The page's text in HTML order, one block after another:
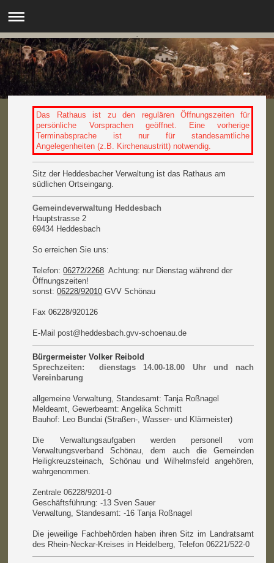
.
Das Rathaus ist zu den regulären Öffnungszeiten für
persönliche Vorsprachen geöffnet. Eine vorherige
Terminabsprache ist nur für standesamtliche
Angelegenheiten (z.B. Kirchenaustritt) notwendig.
Sitz der Heddesbacher Verwaltung ist das Rathaus am
südlichen Ortseingang.
Gemeindeverwaltung Heddesbach
Hauptstrasse 2
69434 Heddesbach
So erreichen Sie uns:
Telefon:06272/2268 Achtung: nur Dienstag während der
Öffnungszeiten!
sonst:06228/92010 GVV Schönau
Fax 06228/920126
E-Mail post@heddesbach.gvv-schoenau.de
Bürgermeister Volker Reibold
Sprechzeiten: dienstags 14.00-18.00 Uhr und nach
Vereinbarung
allgemeine Verwaltung, Standesamt: Tanja Roßnagel
Meldeamt, Gewerbeamt: Angelika Schmitt
Bauhof: Leo Bundai (Straßen-, Wasser- und Klärmeister)
Die Verwaltungsaufgaben werden personell vom
Verwaltungsverband Schönau, dem auch die Gemeinden
Heiligkreuzsteinach, Schönau und Wilhelmsfeld angehören,
wahrgenommen.
Zentrale 06228/9201-0
Geschäftsführung: -13 Sven Sauer
Verwaltung, Standesamt: -16 Tanja Roßnagel
Die jeweilige Fachbehörden haben ihren Sitz im Landratsamt
des Rhein-Neckar-Kreises in Heidelberg, Telefon 06221/522-0